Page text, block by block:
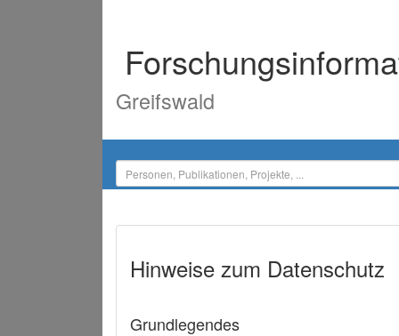
Greifswald
Hinweise zum Datenschutz
Grundlegendes